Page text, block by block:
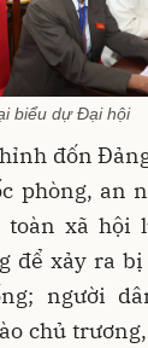
biểu dự Đại hội
đốn
phòng, an
xã hội
để xảy ra
người
chủ